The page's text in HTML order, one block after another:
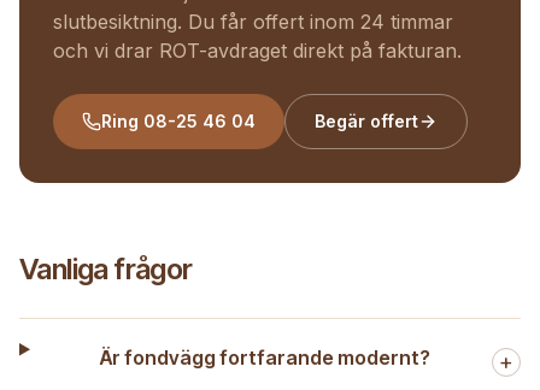
slutbesiktning. Du får offert inom 24 timmar
och vi drar ROT-avdraget direkt på fakturan.
Ring 08-25 46 04 Begär offert
Vanliga frågor
Är fondvägg fortfarande modernt? +